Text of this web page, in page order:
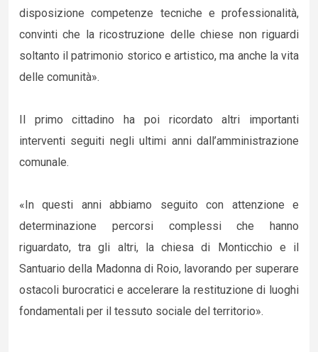
disposizione competenze tecniche e professionalità,
convinti che la ricostruzione delle chiese non riguardi
soltanto il patrimonio storico e artistico, ma anche la vita
delle comunità».
Il primo cittadino ha poi ricordato altri importanti
interventi seguiti negli ultimi anni dall’amministrazione
comunale.
«In questi anni abbiamo seguito con attenzione e
determinazione percorsi complessi che hanno
riguardato, tra gli altri, la chiesa di Monticchio e il
Santuario della Madonna di Roio, lavorando per superare
ostacoli burocratici e accelerare la restituzione di luoghi
fondamentali per il tessuto sociale del territorio».